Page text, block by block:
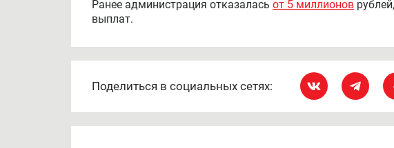
Ранее администрация отказалась от 5 миллионов
выплат.
Поделиться в социальных сетях: